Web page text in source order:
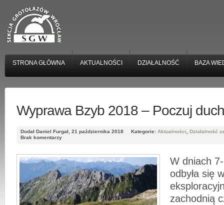
STRONA GŁÓWNA AKTUALNOŚCI DZIAŁALNOŚĆ BAZA
Wyprawa Bzyb 2018 – Poczuj
Dodał Daniel Furgał, 21 października 2018 Kategorie: Aktualności, Działalność
Brak komentarzy
W dniach
odbyła się
zachodnią